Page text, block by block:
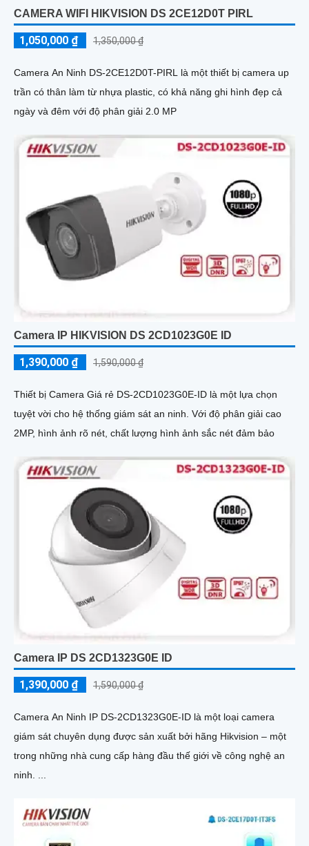
CAMERA WIFI HIKVISION DS 2CE12D0T PIRL
1,050,000 ₫ 1,350,000 ₫
Camera An Ninh DS-2CE12D0T-PIRL là một thiết bị camera up
trần có thân làm từ nhựa plastic, có khả năng ghi hình đẹp cả
ngày và đêm với độ phân giải 2.0 MP
Camera IP HIKVISION DS 2CD1023G0E ID
1,390,000 ₫ 1,590,000 ₫
Thiết bị Camera Giá rẻ DS-2CD1023G0E-ID là một lựa chọn
tuyệt vời cho hệ thống giám sát an ninh. Với độ phân giải cao
2MP, hình ảnh rõ nét, chất lượng hình ảnh sắc nét đảm bảo
Camera IP DS 2CD1323G0E ID
1,390,000 ₫ 1,590,000 ₫
Camera An Ninh IP DS-2CD1323G0E-ID là một loại camera
giám sát chuyên dụng được sản xuất bởi hãng Hikvision – một
trong những nhà cung cấp hàng đầu thế giới về công nghệ an
ninh. ...